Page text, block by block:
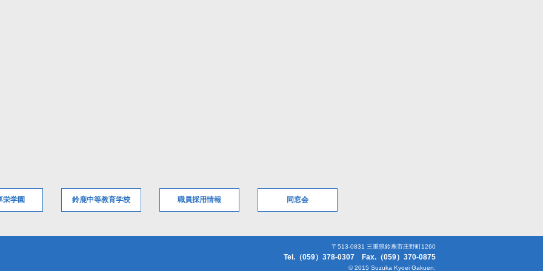
栄学園 鈴鹿中等教育学校 職員採用情報 同窓会
〒513-0831 三重県鈴鹿市庄野町1260
Tel.（059）378-0307 Fax.（059）370-0875
© 2015 Suzuka Kyoei Gakuen.